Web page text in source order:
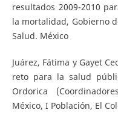
resultados 2009-2010
la mortalidad, Gobierno
Salud. México
Juárez, Fátima y Gayet
reto para la salud
Ordorica
México, I Población, El